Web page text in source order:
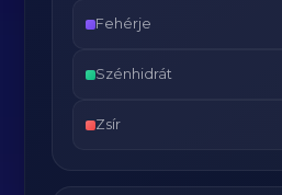
Fehérje
Szénhidrát
Zsír